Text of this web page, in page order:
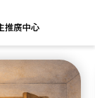
大事紀
組織團隊
工作計
教育新知
器官勸
檢警友
預立醫
教育推
文宣品
中心年報
社會責信
服務分享
合作成果